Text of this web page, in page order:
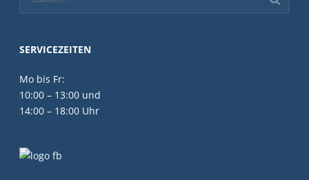
SERVICEZEITEN
Mo bis Fr:
10:00 – 13:00 und
14:00 – 18:00 Uhr